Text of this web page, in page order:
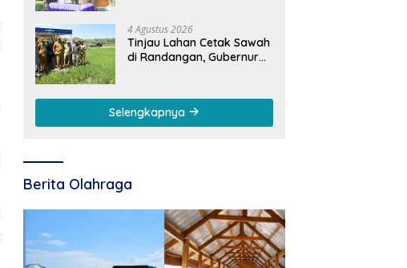
Pembangunan
4 Agustus 2026
Tinjau Lahan Cetak Sawah
di Randangan, Gubernur
Kesejahteraan Petani
Selengkapnya
Berita Olahraga